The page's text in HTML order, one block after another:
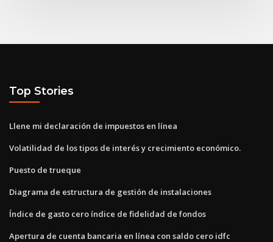
Top Stories
Llene mi declaración de impuestos en línea
Volatilidad de los tipos de interés y crecimiento económico.
Puesto de trueque
Diagrama de estructura de gestión de instalaciones
Índice de gasto cero índice de fidelidad de fondos
Apertura de cuenta bancaria en línea con saldo cero idfc